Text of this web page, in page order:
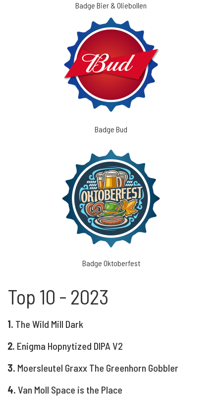
Badge Bier & Oliebollen
Badge Bud
Badge Oktoberfest
Top 10 - 2023
1. The Wild Mill Dark
2. Enigma Hopnytized DIPA V2
3. Moersleutel Graxx The Greenhorn Gobbler
4. Van Moll Space is the Place